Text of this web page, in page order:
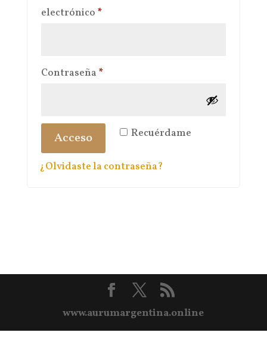
electrónico *Obligatorio
Contraseña *Obligatorio
Recuérdame
Acceso
¿Olvidaste la contraseña?
www.aurumargentina.online